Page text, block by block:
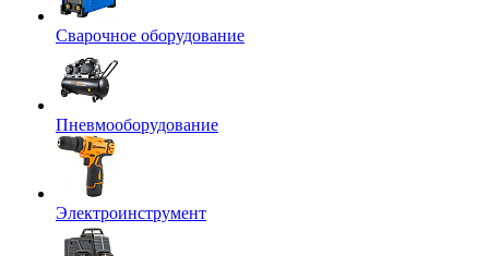
Сварочное оборудование
Пневмооборудование
Электроинструмент